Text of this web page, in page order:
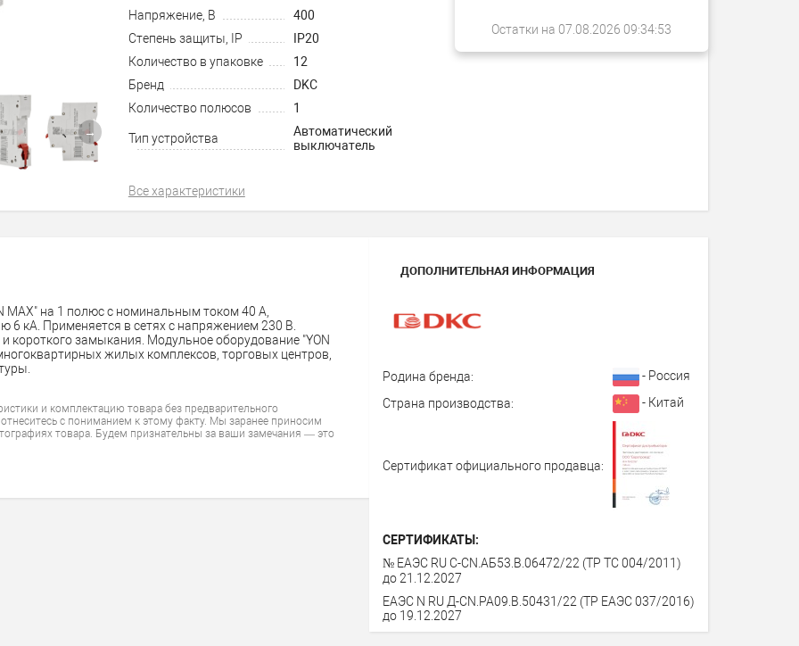
→
Остатки на 07.08.2026 09:34:53
Напряжение, В
400
Степень защиты, IP
IP20
Количество в упаковке
12
Бренд
DKC
Количество полюсов
1
Тип устройства
Автоматический
выключатель
Все характеристики
на 1 полюс с номинальным током 40 А,
6 кА. Применяется в сетях с напряжением 230 В.
короткого замыкания. Модульное оборудование "YON
жилых комплексов, торговых центров,
и комплектацию товара без предварительного
с пониманием к этому факту. Мы заранее приносим
товара. Будем признательны за ваши замечания — это
ДОПОЛНИТЕЛЬНАЯ ИНФОРМАЦИЯ
Родина бренда:
- Россия
Страна производства:
- Китай
Сертификат официального продавца:
СЕРТИФИКАТЫ:
№ ЕАЭС RU С-СN.АБ53.В.06472/22 (ТР ТС 004/2011)
до 21.12.2027
ЕАЭС N RU Д-CN.PA09.B.50431/22 (ТР ЕАЭС 037/2016)
до 19.12.2027